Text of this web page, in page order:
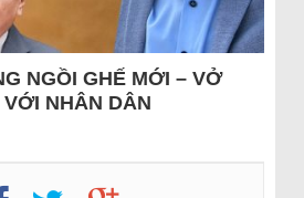
NGỒI GHẾ MỚI – VỞ
NHÂN DÂN